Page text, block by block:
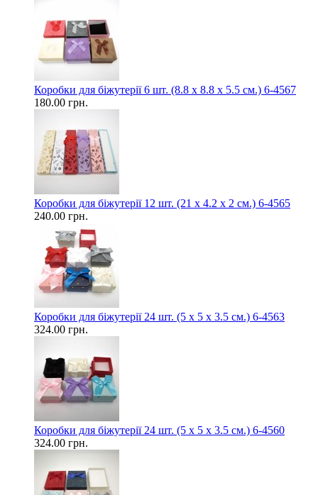
Коробки для біжутерії 6 шт. (8.8 х 8.8 х 5.5 см.) 6-4567
180.00 грн.
Коробки для біжутерії 12 шт. (21 х 4.2 х 2 см.) 6-4565
240.00 грн.
Коробки для біжутерії 24 шт. (5 х 5 х 3.5 см.) 6-4563
324.00 грн.
Коробки для біжутерії 24 шт. (5 х 5 х 3.5 см.) 6-4560
324.00 грн.